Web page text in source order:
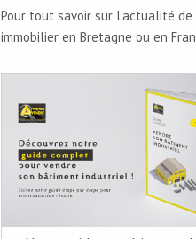
Pour tout savoir sur l’actualité
immobilier en Bretagne ou en